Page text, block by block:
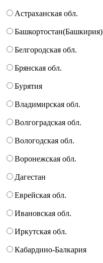
Астраханская обл.
Башкортостан(Башкирия)
Белгородская обл.
Брянская обл.
Бурятия
Владимирская обл.
Волгоградская обл.
Вологодская обл.
Воронежская обл.
Дагестан
Еврейская обл.
Ивановская обл.
Иркутская обл.
Кабардино-Балкария